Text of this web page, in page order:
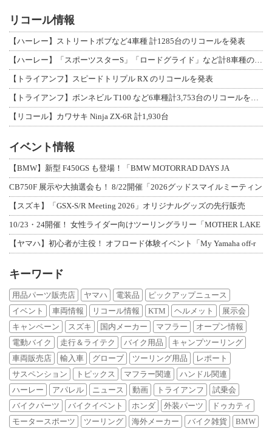
リコール情報
【ハーレー】ストリートボブなど4車種 計1285台のリコールを発表
【トライアンフ】スピードトリプル RX のリコールを発表
【リコール】カワサキ Ninja ZX-6R 計1,930台
イベント情報
【BMW】新型 F450GS も登場！「BMW MOTORRAD DAYS JA
CB750F 展示や大抽選会も！ 8/22開催「2026グッドスマイルミーティン
【スズキ】「GSX-S/R Meeting 2026」オリジナルグッズの先行販売
10/23・24開催！ 女性ライダー向けツーリングラリー「MOTHER LAKE
【ヤマハ】初心者が主役！ オフロード体験イベント「My Yamaha off-r
キーワード
用品パーツ販売店 ヤマハ 電装品
ピックアップニュース
イベント
車両情報 リコール情報 KTM ヘルメット
展示会
キャンペーン
スズキ 国内メーカー マフラー
オープン情報
電動バイク
走行＆ライテク バイク用品
キャンプツーリング
車両販売店
輸入車 グローブ ツーリング用品
レポート
サスペンション
トピックス マフラー関連
ハンドル関連
ハーレー
アパレル ニュース 動画 トライアンフ
試乗会
バイクパーツ
バイクイベント ホンダ 外装パーツ
ドゥカティ
モータースポーツ
ツーリング 海外メーカー バイク雑貨 BMW